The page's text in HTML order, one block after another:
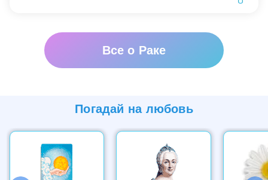
Секреты общения с Раком
Работа Рака
Счастливые камни Рака
Здоровье Рака
Все о Раке
Погадай на любовь